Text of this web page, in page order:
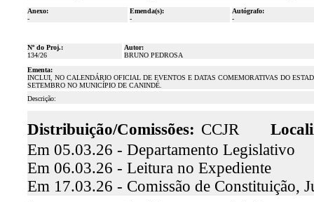
Anexo:
-
Emenda(s):
-
Autógrafo:
-
Nº do Proj.:
134/26
Autor:
BRUNO PEDROSA
Ementa:
INCLUI, NO CALENDÁRIO OFICIAL DE EVENTOS E DATAS COMEMORATIVAS DO
SETEMBRO NO MUNICÍPIO DE CANINDÉ.
Descrição:
Distribuição/Comissões: CCJR
Em 05.03.26 - Departamento Legislativo
Em 06.03.26 - Leitura no Expediente
Em 17.03.26 - Comissão de Constituição,